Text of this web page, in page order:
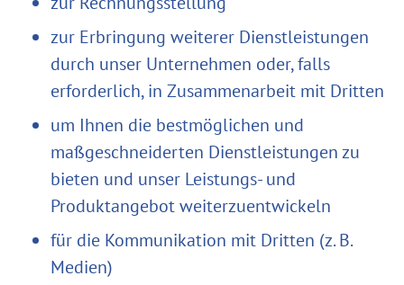
zur Erbringung weiterer Dienstleistungen
durch unser Unternehmen oder, falls
erforderlich, in Zusammenarbeit mit Dritten
um Ihnen die bestmöglichen und
maßgeschneiderten Dienstleistungen zu
bieten und unser Leistungs- und
Produktangebot weiterzuentwickeln
für die Kommunikation mit Dritten (z. B.
Medien)